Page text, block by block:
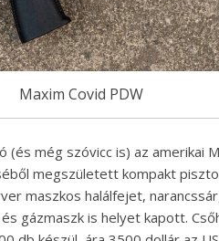
Maxim Covid PDW
még szóvicc is) az amerikai
megszületett kompakt
maszkos halálfejet,
gázmaszk is helyet kapott.